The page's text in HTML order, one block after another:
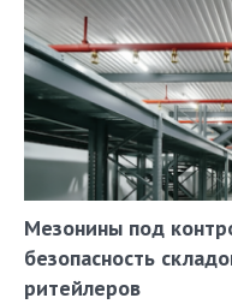
Мезонины под
безопасность
ритейлеров